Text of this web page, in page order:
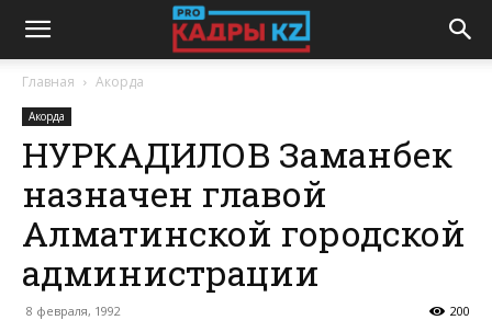
Главная Акорда
Акорда
НУРКАДИЛОВ Заманбек
назначен главой
Алматинской городской
администрации
8 февраля, 1992 200